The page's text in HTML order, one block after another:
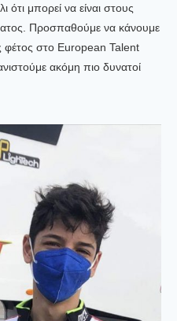
ότι μπορεί να είναι στους
Προσπαθούμε να κάνουμε
φέτος στο European Talent
ακόμη πιο δυνατοί